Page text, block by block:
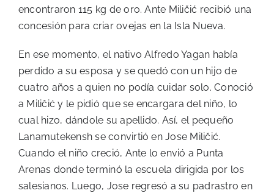
encontraron 115 kg de oro. Ante Miličić recibió una
concesión para criar ovejas en la Isla Nueva.
En ese momento, el nativo Alfredo Yagan había
perdido a su esposa y se quedó con un hijo de
cuatro años a quien no podía cuidar solo. Conoció
a Miličić y le pidió que se encargara del niño, lo
cual hizo, dándole su apellido. Así, el pequeño
Lanamutekensh se convirtió en Jose Miličić.
Cuando el niño creció, Ante lo envió a Punta
Arenas donde terminó la escuela dirigida por los
salesianos. Luego, Jose regresó a su padrastro en